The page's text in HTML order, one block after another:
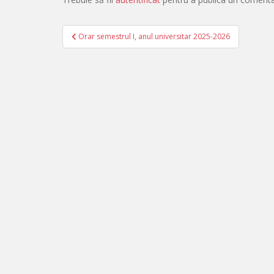
Navigare în articole
Orar semestrul I, anul universitar 2025-2026